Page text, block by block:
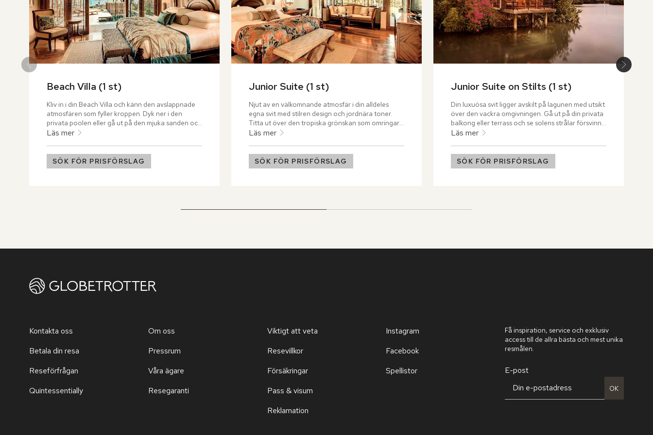
Beach Villa (1 st)
Kliv in i din Beach Villa och känn den avslappnade
atmosfären som fyller kroppen. Dyk ner i den
privata poolen eller gå ut på den mjuka sanden och
ta ett svalkande dopp i det glittrande havsvattnet.
Läs mer
SÖK FÖR PRISFÖRSLAG
Junior Suite (1 st)
Njut av en välkomnande atmosfär i din alldeles
egna svit med stilren design och jordnära toner.
Titta ut över den tropiska grönskan som omringar
dig på denna paradisö.
Läs mer
SÖK FÖR PRISFÖRSLAG
Junior Suite on Stilts (1 st)
Din luxuösa svit ligger avskilt på lagunen med utsikt
över den vackra omgivningen. Gå ut på din privata
balkong eller terrass och se solens strålar försvinna
längs horisonten.
Läs mer
SÖK FÖR PRISFÖRSLAG
Kontakta oss
Betala din resa
Reseförfrågan
Quintessentially
Om oss
Pressrum
Våra ägare
Resegaranti
Viktigt att veta
Resevillkor
Försäkringar
Pass & visum
Reklamation
Instagram
Facebook
Spellistor
Få inspiration, service och exklusiv
access till de allra bästa och mest unika
resmålen.
E-post
OK